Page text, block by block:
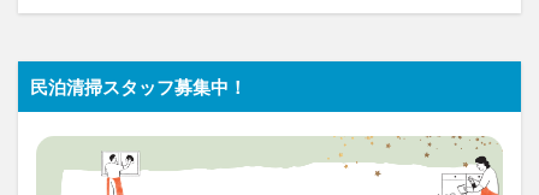
民泊清掃スタッフ募集中！